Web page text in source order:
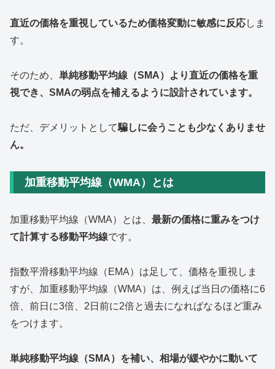
直近の価格を重視しているため価格変動に敏感に反応しま
す。
そのため、 単純移動平均線（SMA）より直近の価格を重
視でき、SMAの弱点を補えるように設計されています。
ただ、デメリットとして騙しに会うことも少なくありませ
ん。
加重移動平均線（WMA）とは
加重移動平均線（WMA）とは、 最新の価格に重みをつけ
て計算する移動平均線です。
指数平滑移動平均線（EMA）は足して、価格を重視しま
すが、加重移動平均線（WMA）は、例えば当日の価格に6
倍、前日に3倍、2日前に2倍と過去になればなるほど重み
をつけます。
単純移動平均線（SMA）を補い、相場が緩やかに動いて